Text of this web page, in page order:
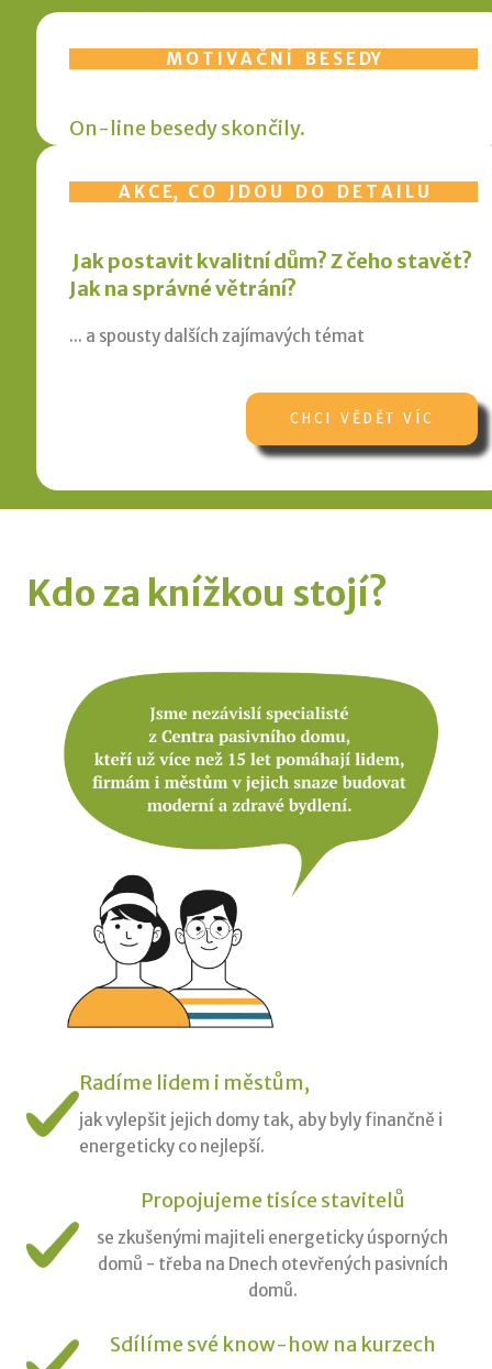
M O T I V A Č N Í B E S E DY
On-line besedy skončily.
A K C E, C O J D O U D O D E T A I L U
Jak postavit kvalitní dům? Z čeho stavět?
Jak na správné větrání?
... a spousty dalších zajímavých témat
CHCI VĚDĚT VÍC
Kdo za knížkou stojí?
Radíme lidem i městům,
jak vylepšit jejich domy tak, aby byly finančně i
energeticky co nejlepší.
Propojujeme tisíce stavitelů
se zkušenými majiteli energeticky úsporných
domů - třeba na Dnech otevřených pasivních
domů.
Sdílíme své know-how na kurzech